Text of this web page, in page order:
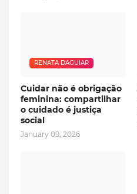
RENATA DAGUIAR
Cuidar não é obrigação
feminina: compartilhar
o cuidado é justiça
social
January 09, 2026